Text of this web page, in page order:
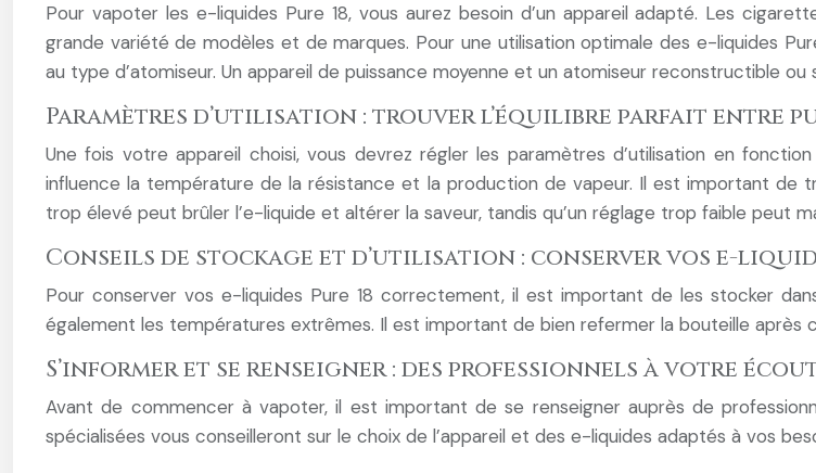
Pour vapoter les e-liquides Pure 18, vous aurez besoin d’un appareil adapté. Les
grande variété de modèles et de marques. Pour une utilisation optimale des e-liquides
au type d’atomiseur. Un appareil de puissance moyenne et un atomiseur reconstructible
Paramètres d’utilisation : trouver l’équilibre parfait entre
Une fois votre appareil choisi, vous devrez régler les paramètres d’utilisation en
influence la température de la résistance et la production de vapeur. Il est important de
trop élevé peut brûler l’e-liquide et altérer la saveur, tandis qu’un réglage trop faible peut
Conseils de stockage et d’utilisation : conserver vos e-
Pour conserver vos e-liquides Pure 18 correctement, il est important de les stocker
également les températures extrêmes. Il est important de bien refermer la bouteille après
S’informer et se renseigner : des professionnels à votre
Avant de commencer à vapoter, il est important de se renseigner auprès de
spécialisées vous conseilleront sur le choix de l’appareil et des e-liquides adaptés à vos